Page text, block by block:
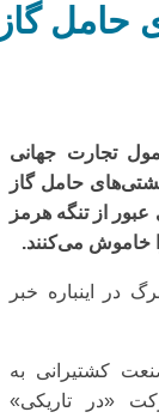
حامل
تجارت جهانی
حامل گاز
از تنگه هرمز
خاموش می‌کنند.
در اینباره خبر
کشتیرانی به
«در تاریکی»